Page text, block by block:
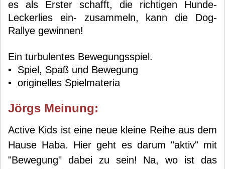
es als Erster schafft, die richtigen Hunde-
Leckerlies ein- zusammeln, kann die Dog-
Rallye gewinnen!
Ein turbulentes Bewegungsspiel.
• Spiel, Spaß und Bewegung
• originelles Spielmateria
Jörgs Meinung:
Active Kids ist eine neue kleine Reihe aus dem
Hause Haba. Hier geht es darum "aktiv" mit
"Bewegung" dabei zu sein! Na, wo ist das